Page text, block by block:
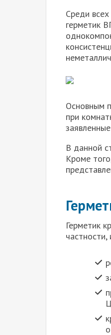
Среди
герметик
Основным
при
В данной
Кроме
Герметик